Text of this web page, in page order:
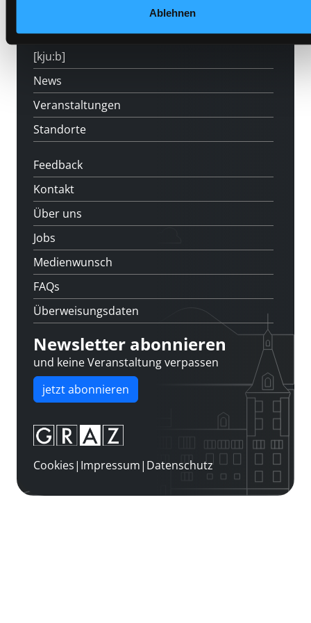
Ablehnen
LABUKA
[kju:b]
News
Veranstaltungen
Standorte
Feedback
Kontakt
Über uns
Jobs
Medienwunsch
FAQs
Überweisungsdaten
Newsletter abonnieren
und keine Veranstaltung verpassen
jetzt abonnieren
Cookies| Impressum| Datenschutz